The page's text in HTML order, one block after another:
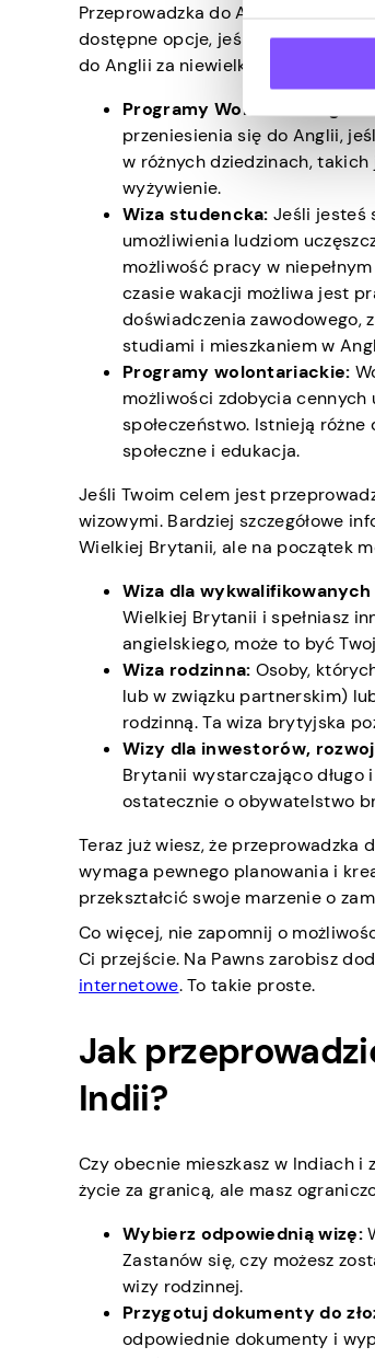
Przeprowadzka do Anglii może być
dostępne opcje, jeśli pracujesz z
do Anglii za niewielkie pieniądze.
Programy Work Exchange:
przeniesienia się do Anglii,
w różnych dziedzinach,
wyżywienie.
Wiza studencka: Jeśli jesteś
umożliwienia ludziom
możliwość pracy w
czasie wakacji możliwa jest
doświadczenia zawodowego,
studiami i mieszkaniem w
Programy wolontariackie:
możliwości zdobycia
społeczeństwo. Istnieją różne
społeczne i edukacja.
Jeśli Twoim celem jest
wizowymi. Bardziej szczegółowe
Wielkiej Brytanii, ale na początek
Wiza dla
Wielkiej Brytanii i spełniasz
angielskiego, może to być
Wiza rodzinna: Osoby,
lub w związku partnerskim)
rodzinną. Ta wiza brytyjska
Wizy dla inwestorów,
Brytanii wystarczająco długo
ostatecznie o obywatelstwo
Teraz już wiesz, że
wymaga pewnego planowania i
przekształcić swoje marzenie o
Co więcej, nie zapomnij o
Ci przejście. Na Pawns zarobisz
internetowe. To takie proste.
Jak
Indii?
Czy obecnie mieszkasz w Indiach
życie za granicą, ale masz
Wybierz odpowiednią wizę:
Zastanów się, czy możesz
wizy rodzinnej.
Przygotuj dokumenty do
odpowiednie dokumenty i